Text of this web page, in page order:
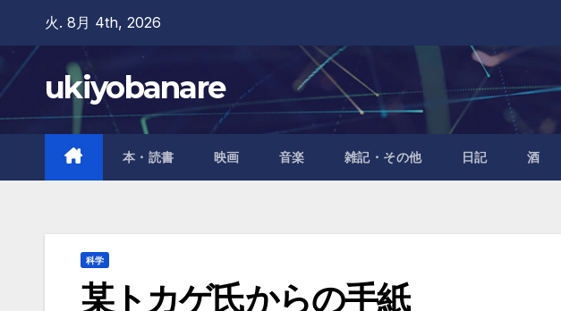
content
火. 8月 4th, 2026
ukiyobanare
本・読書 映画 音楽 雑記・その他 日記 酒
科学
某トカゲ氏からの手紙